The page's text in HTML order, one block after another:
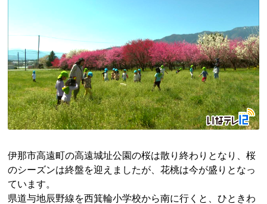
伊那市高遠町の高遠城址公園の桜は散り終わりとなり、桜
のシーズンは終盤を迎えましたが、花桃は今が盛りとなっ
ています。
県道与地辰野線を西箕輪小学校から南に行くと、ひときわ